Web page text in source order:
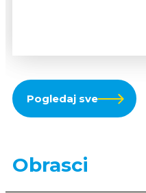
Pogledaj sve
Obrasci